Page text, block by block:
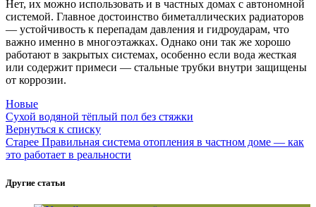
Нет, их можно использовать и в частных домах с автономной
системой. Главное достоинство биметаллических радиаторов
— устойчивость к перепадам давления и гидроударам, что
важно именно в многоэтажках. Однако они так же хорошо
работают в закрытых системах, особенно если вода жесткая
или содержит примеси — стальные трубки внутри защищены
от коррозии.
Новые
Сухой водяной тёплый пол без стяжки
Вернуться к списку
Старее Правильная система отопления в частном доме — как
это работает в реальности
Другие статьи